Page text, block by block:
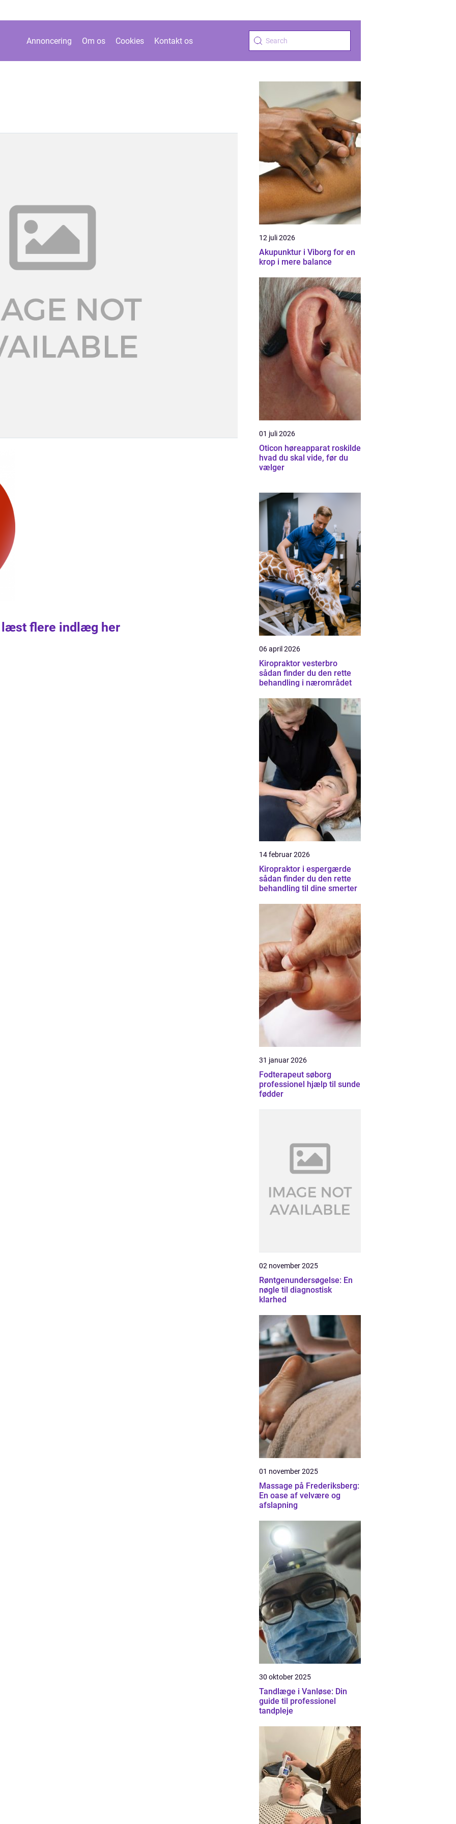
Annoncering Om os Cookies Kontakt os
læst flere indlæg her
12 juli 2026
Akupunktur i Viborg for en
krop i mere balance
01 juli 2026
Oticon høreapparat roskilde
hvad du skal vide, før du
vælger
06 april 2026
Kiropraktor vesterbro
sådan finder du den rette
behandling i nærområdet
14 februar 2026
Kiropraktor i espergærde
sådan finder du den rette
behandling til dine smerter
31 januar 2026
Fodterapeut søborg
professionel hjælp til sunde
fødder
02 november 2025
Røntgenundersøgelse: En
nøgle til diagnostisk
klarhed
01 november 2025
Massage på Frederiksberg:
En oase af velvære og
afslapning
30 oktober 2025
Tandlæge i Vanløse: Din
guide til professionel
tandpleje